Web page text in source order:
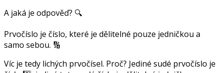
A jaká je odpověď? 🔍
Prvočíslo je číslo, které je dělitelné pouze jedničkou a
samo sebou. 🔢
Víc je tedy lichých prvočísel. Proč? Jediné sudé prvočíslo je